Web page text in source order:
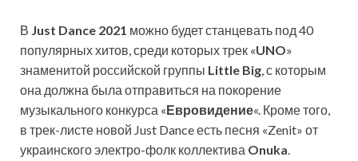
В Just Dance 2021 можно будет станцевать под 40
популярных хитов, среди которых трек «UNO»
знаменитой российской группы Little Big , с которым
она должна была отправиться на покорение
музыкального конкурса «Евровидение«. Кроме того,
в трек-листе новой Just Dance есть песня «Zenit» от
украинского электро-фолк коллектива Onuka